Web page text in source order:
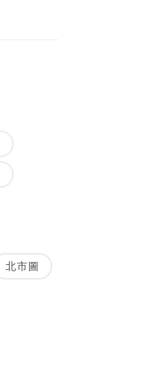
北市圖